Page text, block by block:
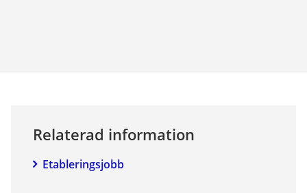
Relaterad information
Etableringsjobb